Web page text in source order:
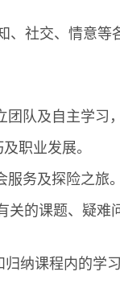
社交、情意等
队及自主学习
职业发展。
务及探险之旅。
的课题、疑难
纳课程内的学